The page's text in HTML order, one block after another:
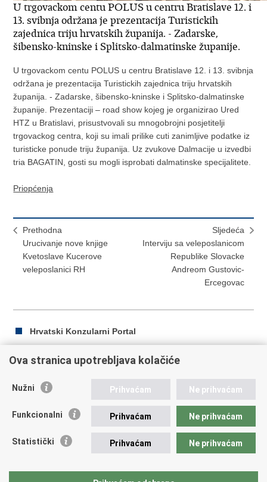
U trgovackom centu POLUS u centru Bratislave 12. i
13. svibnja održana je prezentacija Turistickih
zajednica triju hrvatskih županija. - Zadarske,
šibensko-kninske i Splitsko-dalmatinske županije.
U trgovackom centu POLUS u centru Bratislave 12. i 13. svibnja
održana je prezentacija Turistickih zajednica triju hrvatskih
županija. - Zadarske, šibensko-kninske i Splitsko-dalmatinske
županije. Prezentaciji – road show kojeg je organizirao Ured
HTZ u Bratislavi, prisustvovali su mnogobrojni posjetitelji
trgovackog centra, koji su imali prilike cuti zanimljive podatke iz
turisticke ponude triju županija. Uz zvukove Dalmacije u izvedbi
tria BAGATIN, gosti su mogli isprobati dalmatinske specijalitete.
Priopćenja
Prethodna
Urucivanje nove knjige
Kvetoslave Kucerove
veleposlanici RH
Sljedeća
Interviju sa veleposlanicom
Republike Slovacke
Andreom Gustovic-
Ercegovac
Hrvatski Konzularni Portal
Ispiši
Podijeli
Facebooku
Twitteru
Republika Hrvatska
Trg N.Š. Zrinskog 7-8, 10000 Zagreb
fax: +385 (0)1 4551 795, +385 (0)1 4920 149
Ova stranica upotrebljava kolačiće
Nužni Prihvaćam Ne prihvaćam
Funkcionalni Prihvaćam Ne prihvaćam
Statistički Prihvaćam Ne prihvaćam